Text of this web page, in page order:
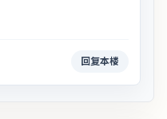
回复本楼